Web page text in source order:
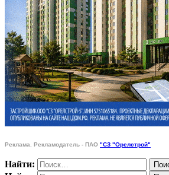
Реклама. Рекламодатель - ПАО "СЗ "Орелстрой"
Найти: